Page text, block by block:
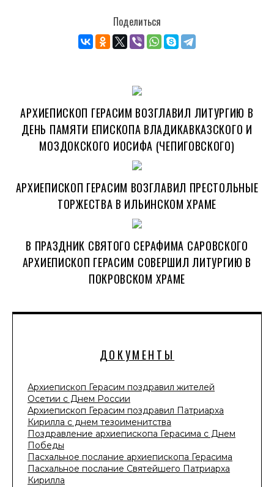
ДОКУМЕНТЫ
Архиепископ Герасим поздравил жителей
Осетии с Днем России
Архиепископ Герасим поздравил Патриарха
Кирилла с днем тезоименитства
Поздравление архиепископа Герасима с Днем
Победы
Пасхальное послание архиепископа Герасима
Пасхальное послание Святейшего Патриарха
Кирилла
Поделиться
АРХИЕПИСКОП ГЕРАСИМ ВОЗГЛАВИЛ ЛИТУРГИЮ В
ДЕНЬ ПАМЯТИ ЕПИСКОПА ВЛАДИКАВКАЗСКОГО И
МОЗДОКСКОГО ИОСИФА (ЧЕПИГОВСКОГО)
АРХИЕПИСКОП ГЕРАСИМ ВОЗГЛАВИЛ ПРЕСТОЛЬНЫЕ
ТОРЖЕСТВА В ИЛЬИНСКОМ ХРАМЕ
В ПРАЗДНИК СВЯТОГО СЕРАФИМА САРОВСКОГО
АРХИЕПИСКОП ГЕРАСИМ СОВЕРШИЛ ЛИТУРГИЮ В
ПОКРОВСКОМ ХРАМЕ